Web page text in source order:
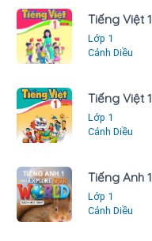
Tiếng Việt
Lớp 1
Cánh Diều
Tiếng Việt
Lớp 1
Cánh Diều
Tiếng Anh
Lớp 1
Cánh Diều